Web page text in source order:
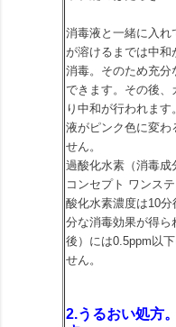
消毒液と一緒に入れ
が溶けるまでは中和
消毒。そのため充分
できます。その後、
り中和が行われま
液がピンク色に変わ
せん。
過酸化水素（消毒成
コンセプト ワンス
酸化水素濃度は10
分な消毒効果が得ら
後）には0.5ppm以
せん。
2.うるおい処方